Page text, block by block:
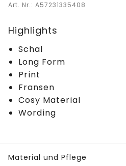
Art. Nr.: A57231335408
Highlights
Schal
Long Form
Print
Fransen
Cosy Material
Wording
Material und Pflege